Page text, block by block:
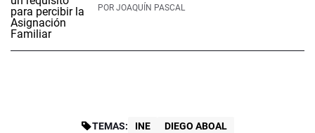
POR JOAQUÍN PASCAL
TEMAS: INE DIEGO ABOAL